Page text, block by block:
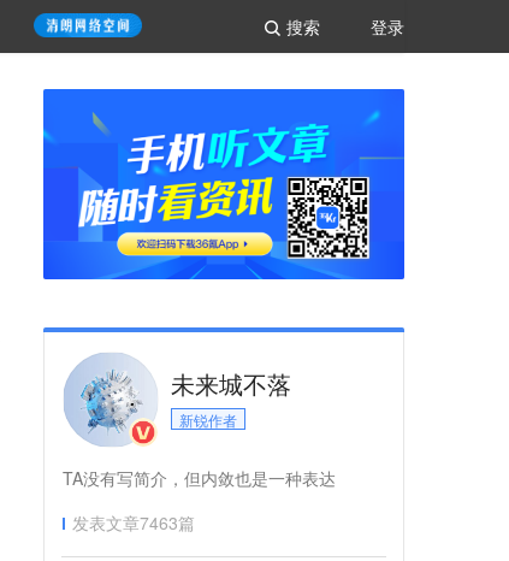
登录
搜索
未来城不落
新锐作者
TA没有写简介，但内敛也是一种表达
发表文章7463篇